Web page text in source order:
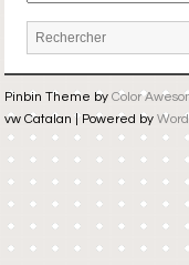
Pinbin Theme by Color
vw Catalan | Powered by